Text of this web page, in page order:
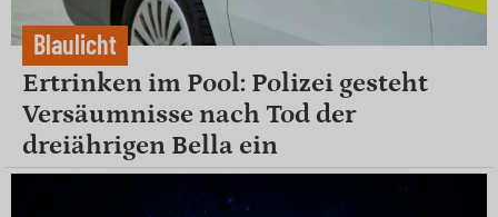
Blaulicht
Ertrinken im Pool: Polizei gesteht
Versäumnisse nach Tod der
dreiährigen Bella ein